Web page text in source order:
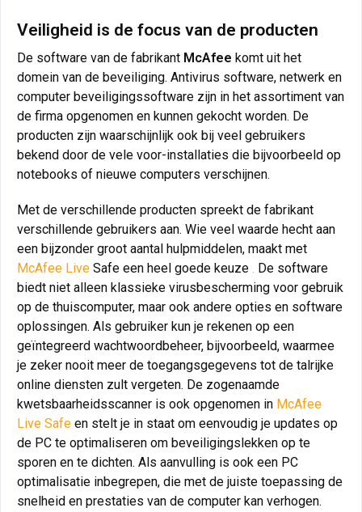
Veiligheid is de focus van de producten
De software van de fabrikant McAfee komt uit het
domein van de beveiliging. Antivirus software, netwerk en
computer beveiligingssoftware zijn in het assortiment van
de firma opgenomen en kunnen gekocht worden. De
producten zijn waarschijnlijk ook bij veel gebruikers
bekend door de vele voor-installaties die bijvoorbeeld op
notebooks of nieuwe computers verschijnen.
Met de verschillende producten spreekt de fabrikant
verschillende gebruikers aan. Wie veel waarde hecht aan
een bijzonder groot aantal hulpmiddelen, maakt met
McAfee Live Safe een heel goede keuze . De software
biedt niet alleen klassieke virusbescherming voor gebruik
op de thuiscomputer, maar ook andere opties en software
oplossingen. Als gebruiker kun je rekenen op een
geïntegreerd wachtwoordbeheer, bijvoorbeeld, waarmee
je zeker nooit meer de toegangsgegevens tot de talrijke
online diensten zult vergeten. De zogenaamde
kwetsbaarheidsscanner is ook opgenomen in McAfee
Live Safe en stelt je in staat om eenvoudig je updates op
de PC te optimaliseren om beveiligingslekken op te
sporen en te dichten. Als aanvulling is ook een PC
optimalisatie inbegrepen, die met de juiste toepassing de
snelheid en prestaties van de computer kan verhogen.